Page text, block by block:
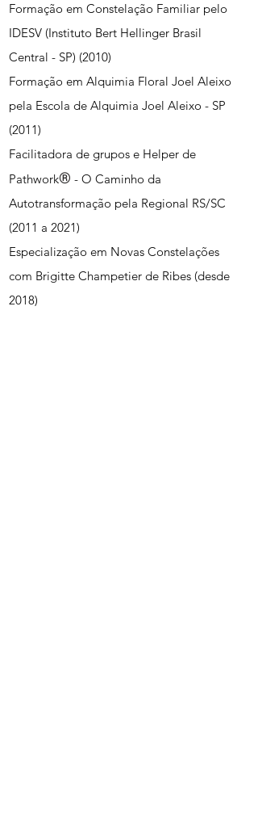
Formação em Constelação Familiar pelo
IDESV (Instituto Bert Hellinger Brasil
Central - SP) (2010)
Formação em Alquimia Floral Joel Aleixo
pela Escola de Alquimia Joel Aleixo - SP
(2011)
Facilitadora de grupos e Helper de
Pathwork® - O Caminho da
Autotransformação pela Regional RS/SC
(2011 a 2021)
Especialização em Novas Constelações
com Brigitte Champetier de Ribes (desde
2018)